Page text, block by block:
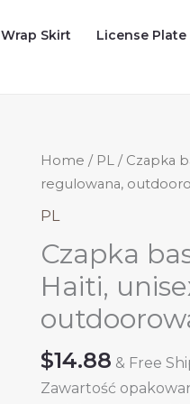
Wrap Skirt License Plate
Home / PL / Czapka
regulowana,
PL
Czapka
Haiti,
$14.88 & Free
Zawartość